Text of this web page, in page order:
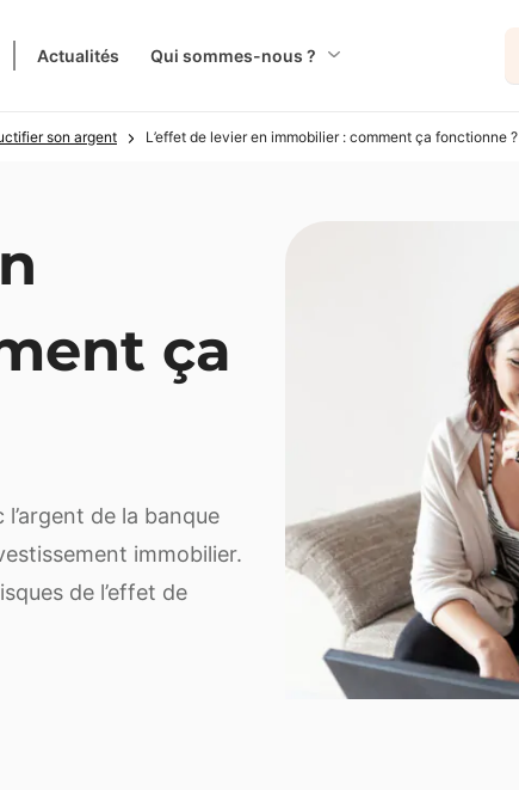
Actualités Qui sommes-nous ?
son argent L’effet de levier en immobilier : comment ça fonctionne ?
ça
de la banque
immobilier.
de l’effet de